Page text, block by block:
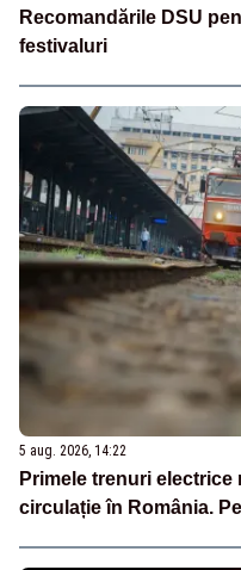
Recomandările DSU
festivaluri
5 aug. 2026, 14:22
Primele trenuri
circulație în România.